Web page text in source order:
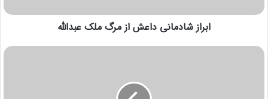
ابراز شادمانی داعش از مرگ ملک عبدالله